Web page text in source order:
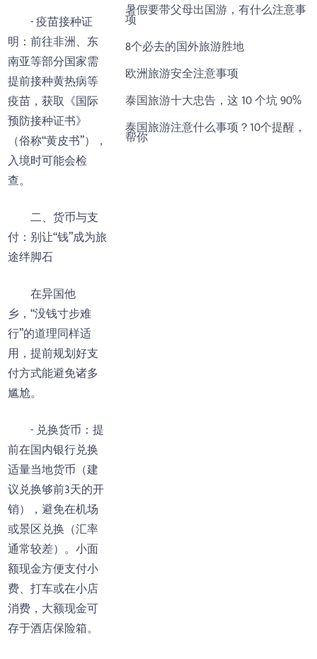
- 疫苗接种证
明：前往非洲、东
南亚等部分国家需
提前接种黄热病等
疫苗，获取《国际
预防接种证书》
（俗称“黄皮书”），
入境时可能会检
查。
二、货币与支
付：别让“钱”成为旅
途绊脚石
在异国他
乡，“没钱寸步难
行”的道理同样适
用，提前规划好支
付方式能避免诸多
尴尬。
- 兑换货币：提
前在国内银行兑换
适量当地货币（建
议兑换够前3天的开
销），避免在机场
或景区兑换（汇率
通常较差）。小面
额现金方便支付小
费、打车或在小店
消费，大额现金可
存于酒店保险箱。
暑假要带父母出国游，有什么注意事
项
8个必去的国外旅游胜地
欧洲旅游安全注意事项
泰国旅游十大忠告，这 10 个坑 90%
泰国旅游注意什么事项？10个提醒，
帮你